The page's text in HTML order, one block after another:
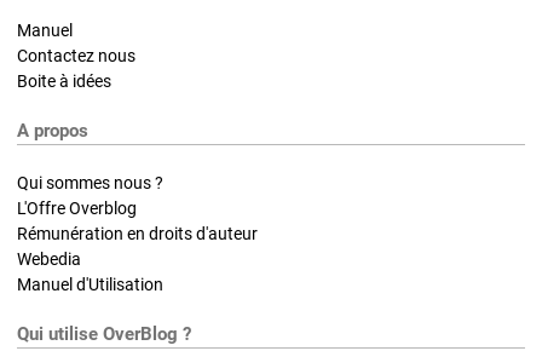
Manuel
Contactez nous
Boite à idées
A propos
Qui sommes nous ?
L'Offre Overblog
Rémunération en droits d'auteur
Webedia
Manuel d'Utilisation
Qui utilise OverBlog ?